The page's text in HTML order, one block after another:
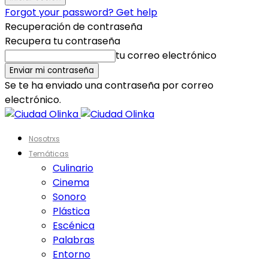
Forgot your password? Get help
Recuperación de contraseña
Recupera tu contraseña
tu correo electrónico
Se te ha enviado una contraseña por correo
electrónico.
Nosotrxs
Temáticas
Culinario
Cinema
Sonoro
Plástica
Escénica
Palabras
Entorno